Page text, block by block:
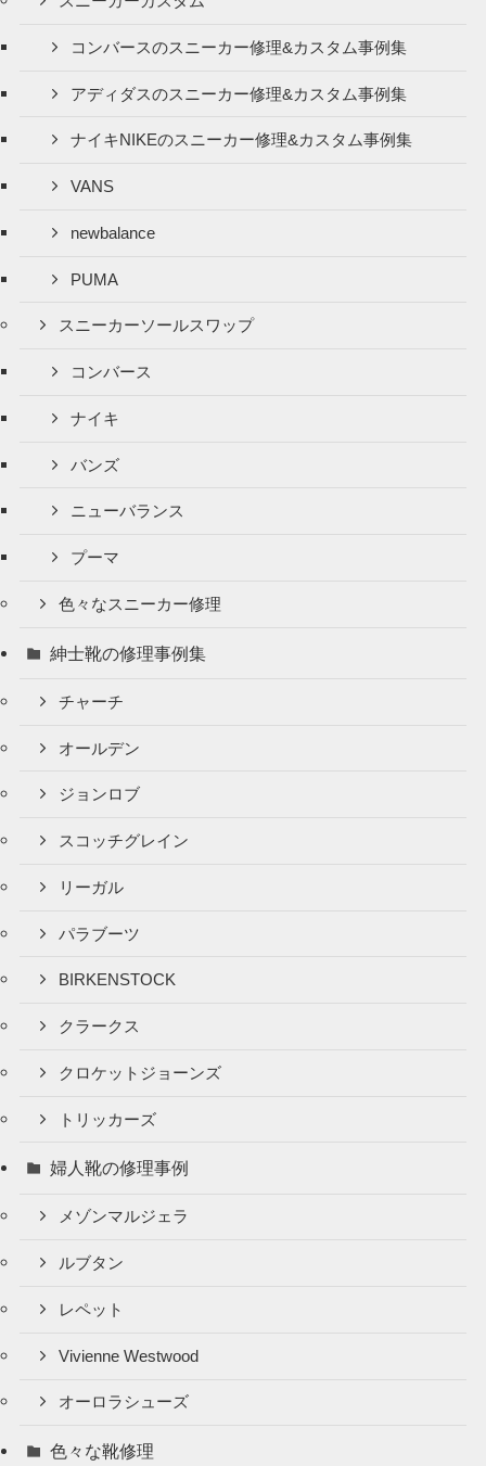
コンバースのスニーカー修理&カスタム事例集
アディダスのスニーカー修理&カスタム事例集
ナイキNIKEのスニーカー修理&カスタム事例集
VANS
newbalance
PUMA
スニーカーソールスワップ
コンバース
ナイキ
バンズ
ニューバランス
プーマ
色々なスニーカー修理
紳士靴の修理事例集
チャーチ
オールデン
ジョンロブ
スコッチグレイン
リーガル
パラブーツ
BIRKENSTOCK
クラークス
クロケットジョーンズ
トリッカーズ
婦人靴の修理事例
メゾンマルジェラ
ルブタン
レペット
Vivienne Westwood
オーロラシューズ
色々な靴修理